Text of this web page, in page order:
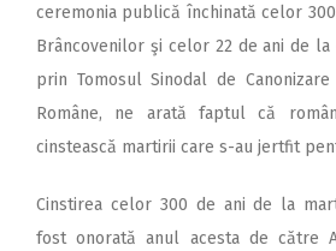
ceremonia publică închinată celor
Brâncovenilor şi celor 22 de ani de la
prin Tomosul Sinodal de
Române, ne arată faptul că
cinstească martirii care s-au jertfit
Cinstirea celor 300 de ani de la
fost onorată anul acesta de către